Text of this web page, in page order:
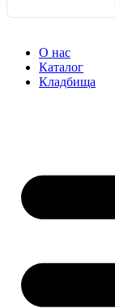
О нас
Каталог
Кладбища